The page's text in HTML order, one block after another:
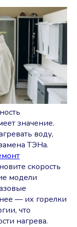
значение.
воду,
ТЭНа.
скорость
модели
— их горелки
что
нагрева.